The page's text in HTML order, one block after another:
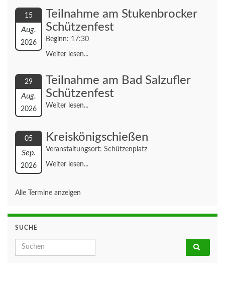
15
Aug.
2026
Teilnahme am Stukenbrocker
Schützenfest
Beginn: 17:30
Weiter lesen...
29
Aug.
2026
Teilnahme am Bad Salzufler
Schützenfest
Weiter lesen...
05
Sep.
2026
Kreiskönigschießen
Veranstaltungsort: Schützenplatz
Weiter lesen...
Alle Termine anzeigen
SUCHE
Search for: